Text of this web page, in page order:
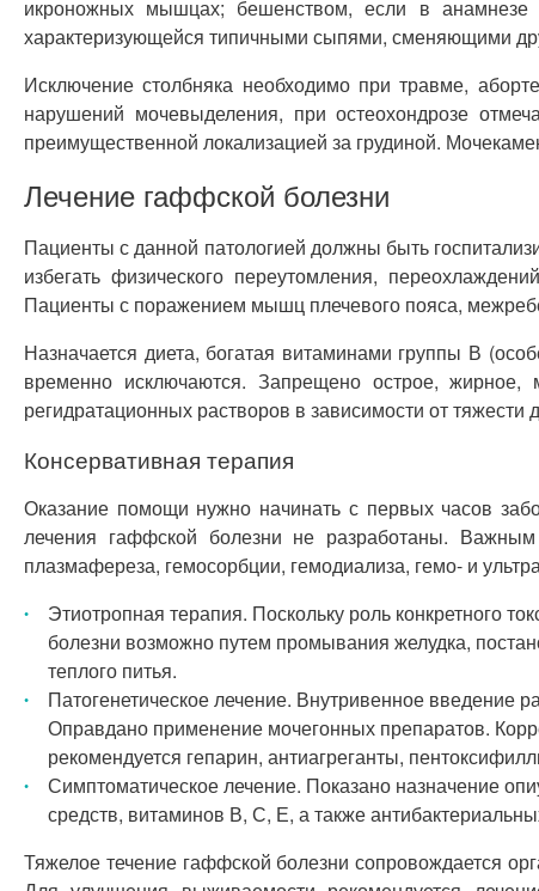
икроножных мышцах; бешенством, если в анамнезе
характеризующейся типичными сыпями, сменяющими
Исключение столбняка необходимо при травме,
нарушений мочевыделения, при остеохондрозе
преимущественной локализацией за грудиной.
Лечение гаффской болезни
Пациенты с данной патологией должны быть
избегать физического переутомления,
Пациенты с поражением мышц плечевого пояса,
Назначается диета, богатая витаминами группы В
временно исключаются. Запрещено острое, жирное,
регидратационных растворов в зависимости от
Консервативная терапия
Оказание помощи нужно начинать с первых часов
лечения гаффской болезни не разработаны. Важным
плазмафереза, гемосорбции, гемодиализа, гемо- и
Этиотропная терапия. Поскольку роль конкретного
болезни возможно путем промывания желудка,
теплого питья.
Патогенетическое лечение. Внутривенное введение
Оправдано применение мочегонных препаратов.
рекомендуется гепарин, антиагреганты,
Симптоматическое лечение. Показано назначение
средств, витаминов В, С, Е, а также
Тяжелое течение гаффской болезни сопровождается